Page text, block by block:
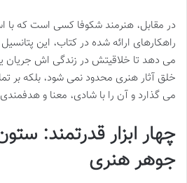
در مقابل، هنرمند شکوفا کسی است که با
راهکارهای ارائه شده در کتاب، این پتانسیل
می دهد تا خلاقیتش در زندگی اش جریان
خلق آثار هنری محدود نمی شود، بلکه بر
می گذارد و آن را با شادی، معنا و
چهار ابزار قدرتمند:
جوهر هنری